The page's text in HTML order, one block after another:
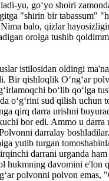
yu, go‘yo shoiri
"shirin bir tabassum"
balo, qizlar
orolga tushib
istilosidan oldingi
Bir qishloqlik O‘ng‘ar
bo‘lib qo‘lga
o‘g‘rini sud qilish uchun
qirq darra urishni
bor edi. Ammo u darra
darralay
yutib turgan
darrani urganda
hukmning davomini e'lon
polvonni polvon emas,